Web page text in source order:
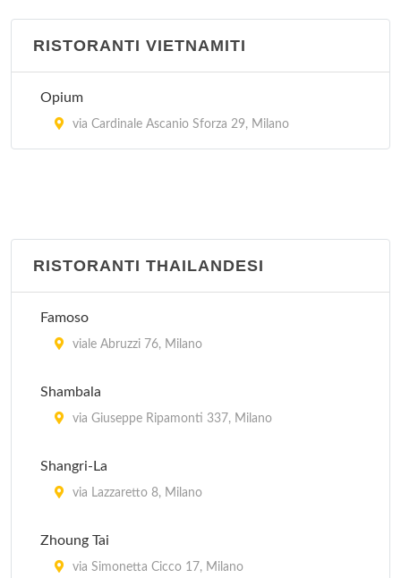
RISTORANTI VIETNAMITI
Opium
via Cardinale Ascanio Sforza 29, Milano
RISTORANTI THAILANDESI
Famoso
viale Abruzzi 76, Milano
Shambala
via Giuseppe Ripamonti 337, Milano
Shangri-La
via Lazzaretto 8, Milano
Zhoung Tai
via Simonetta Cicco 17, Milano